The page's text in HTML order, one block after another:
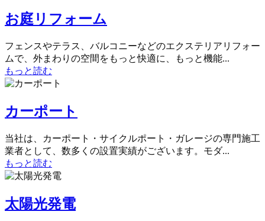
お庭リフォーム
フェンスやテラス、バルコニーなどのエクステリアリフォー
ムで、外まわりの空間をもっと快適に、もっと機能...
もっと読む
カーポート
当社は、カーポート・サイクルポート・ガレージの専門施工
業者として、数多くの設置実績がございます。モダ...
もっと読む
太陽光発電